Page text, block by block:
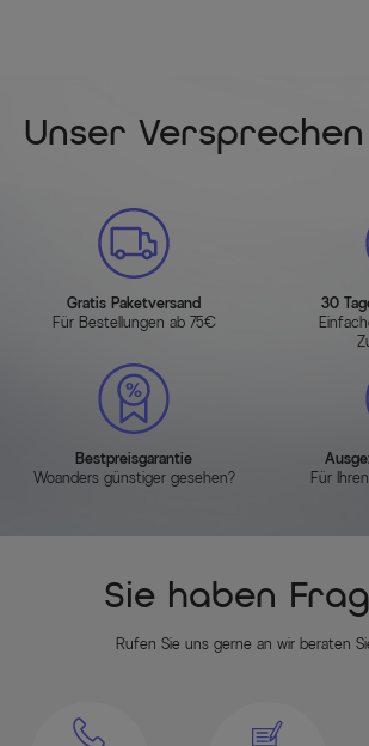
Unser Versprechen
Gratis Paketversand
Für Bestellungen ab 75€
30
Bestpreisgarantie
Woanders günstiger gesehen?
Für
Sie haben
Rufen Sie uns gerne an wir beraten